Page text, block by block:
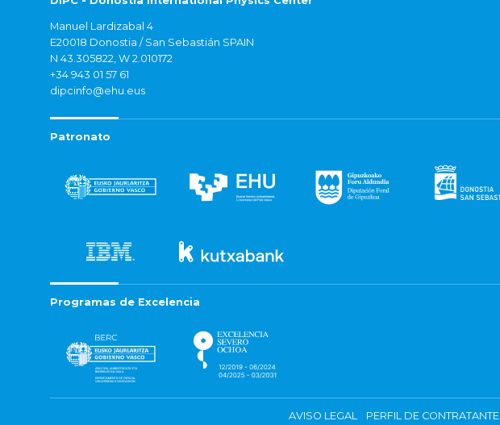
Manuel Lardizabal 4
E20018 Donostia / San Sebastián SPAIN
N 43.305822, W 2.010172
+34 943 01 57 61
dipcinfo@ehu.eus
Patronato
Programas de Excelencia
AVISO LEGAL PERFIL DE CONTRATANTE